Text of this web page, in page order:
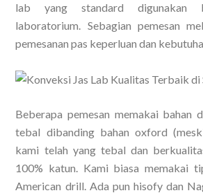
lab yang standard digunakan
laboratorium. Sebagian pemesan
pemesanan pas keperluan dan
Beberapa pemesan memakai bahan
tebal dibanding bahan oxford
kami telah yang tebal dan
100% katun. Kami biasa memakai
American drill. Ada pun hisofy dan